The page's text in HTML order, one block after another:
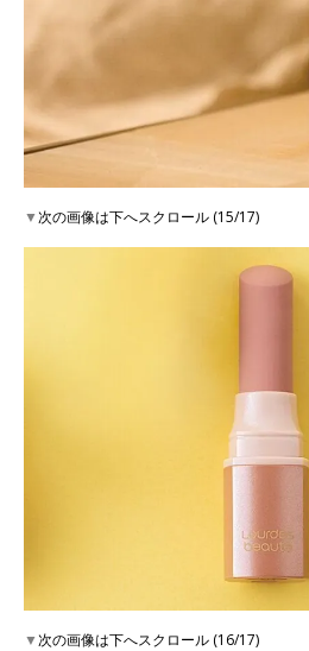
▼次の画像は下へスクロール (15/17)
▼次の画像は下へスクロール (16/17)